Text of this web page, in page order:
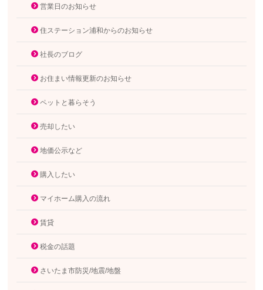
営業日のお知らせ
住ステーション浦和からのお知らせ
社長のブログ
お住まい情報更新のお知らせ
ペットと暮らそう
売却したい
地価公示など
購入したい
マイホーム購入の流れ
賃貸
税金の話題
さいたま市防災/地震/地盤